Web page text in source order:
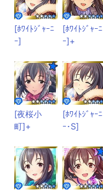
[ﾎﾜｲﾄｼﾞｬｰﾆ
ｰ]
[ﾎﾜｲﾄｼﾞｬｰﾆ
ｰ]+
[夜桜小
町]+
[ﾎﾜｲﾄｼﾞｬｰﾆ
ｰ･S]